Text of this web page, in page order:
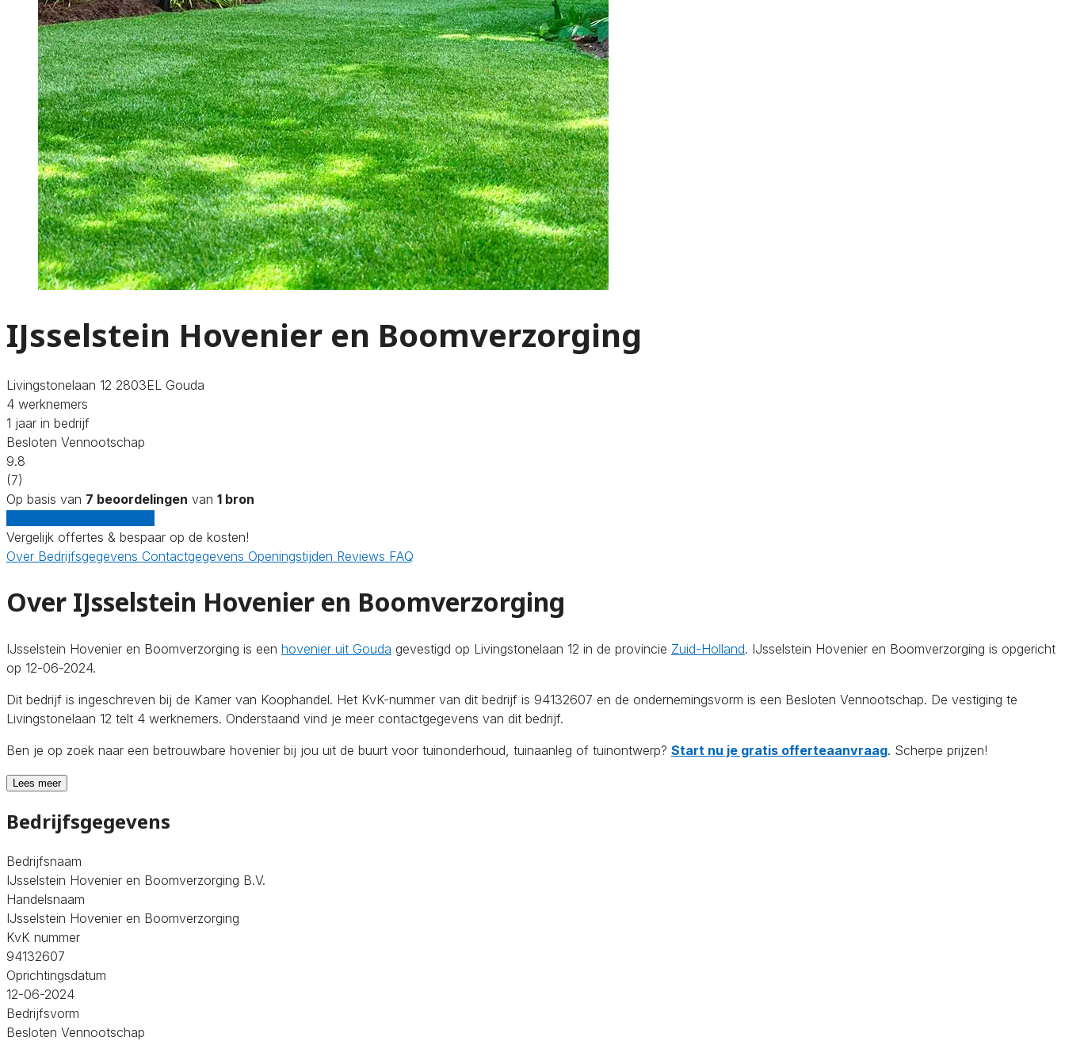
IJsselstein Hovenier en Boomverzorging
Livingstonelaan 12 2803EL Gouda
4 werknemers
1 jaar in bedrijf
Besloten Vennootschap
9.8
(7)
Op basis van 7 beoordelingen van 1 bron
Vergelijk offertes & bespaar op de kosten!
Over Bedrijfsgegevens Contactgegevens Openingstijden Reviews FAQ
Over IJsselstein Hovenier en Boomverzorging
IJsselstein Hovenier en Boomverzorging is een hovenier uit Gouda gevestigd op Livingstonelaan 12 in de provincie Zuid-Holland. IJsselstein Hovenier en Boomverzorging is opgericht
op 12-06-2024.
Dit bedrijf is ingeschreven bij de Kamer van Koophandel. Het KvK-nummer van dit bedrijf is 94132607 en de ondernemingsvorm is een Besloten Vennootschap. De vestiging te
Livingstonelaan 12 telt 4 werknemers. Onderstaand vind je meer contactgegevens van dit bedrijf.
Ben je op zoek naar een betrouwbare hovenier bij jou uit de buurt voor tuinonderhoud, tuinaanleg of tuinontwerp? Start nu je gratis offerteaanvraag. Scherpe prijzen!
Lees meer
Bedrijfsgegevens
Bedrijfsnaam
IJsselstein Hovenier en Boomverzorging B.V.
Handelsnaam
IJsselstein Hovenier en Boomverzorging
KvK nummer
94132607
Oprichtingsdatum
12-06-2024
Bedrijfsvorm
Besloten Vennootschap